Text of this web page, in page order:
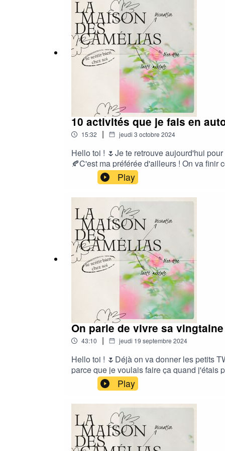
un Trigger Warning "Mort"https://
avis médical.Merci à ma copine qui se
10 activités que je fais en
15:32 | jeudi 3 octobre 2024
Hello toi ! 🌷Je te retrouve aujourd'hui
🍂C'est ma préférée d'ailleurs ! On va finir
avec moi !Sinon, je te met juste ici la
!https://drive.google.com/file/d/
SEO : automne, activité bien-être, prendre
activité pour l'automne, journée détente,
vie
Play
On parle de vivre sa
43:10 | jeudi 19 septembre 2024
Hello toi ! 🌷Déjà on va donner les petits
parce que je voulais faire ça quand j'étais
te retrouve pour la partie 2 de l'épisode
ce qu'on vie actuellement dans notre
soir 😂 je pense que beaucoup de
être super chouette !Bref, on espère que
écoute !Des bisousLéa 🌷 et Camille
remplace pas une prise en charge
: https://www.instagram.com/
Play